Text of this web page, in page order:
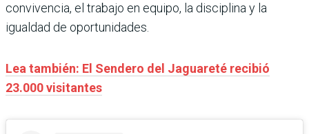
convivencia, el trabajo en equipo, la disciplina y la
igualdad de oportunidades.
Lea también: El Sendero del Jaguareté recibió
23.000 visitantes